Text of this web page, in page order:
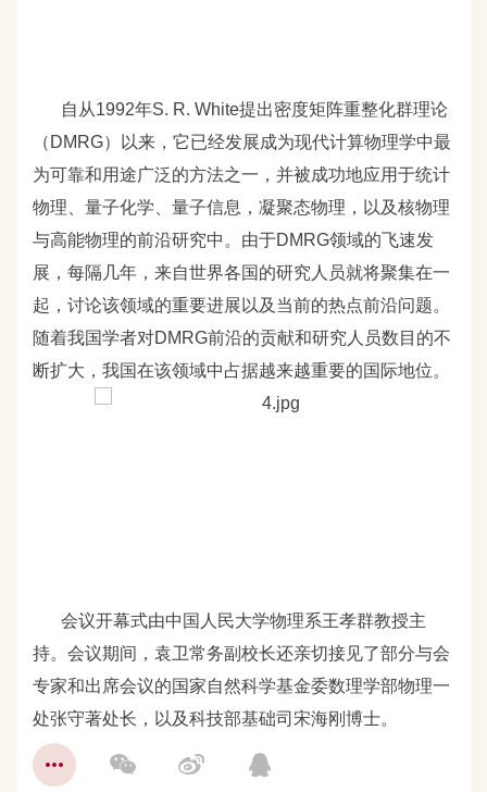
自从1992年S. R. White提出密度矩阵重整化群理论
（DMRG）以来，它已经发展成为现代计算物理学中最
为可靠和用途广泛的方法之一，并被成功地应用于统计
物理、量子化学、量子信息，凝聚态物理，以及核物理
与高能物理的前沿研究中。由于DMRG领域的飞速发
展，每隔几年，来自世界各国的研究人员就将聚集在一
起，讨论该领域的重要进展以及当前的热点前沿问题。
随着我国学者对DMRG前沿的贡献和研究人员数目的不
断扩大，我国在该领域中占据越来越重要的国际地位。
会议开幕式由中国人民大学物理系王孝群教授主
持。会议期间，袁卫常务副校长还亲切接见了部分与会
专家和出席会议的国家自然科学基金委数理学部物理一
处张守著处长，以及科技部基础司宋海刚博士。